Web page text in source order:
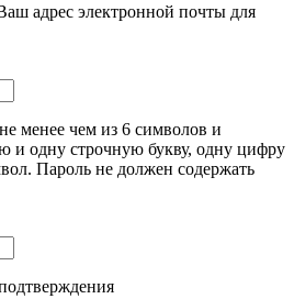
адрес электронной почты для
менее чем из 6 символов и
и одну строчную букву, одну цифру
Пароль не должен содержать